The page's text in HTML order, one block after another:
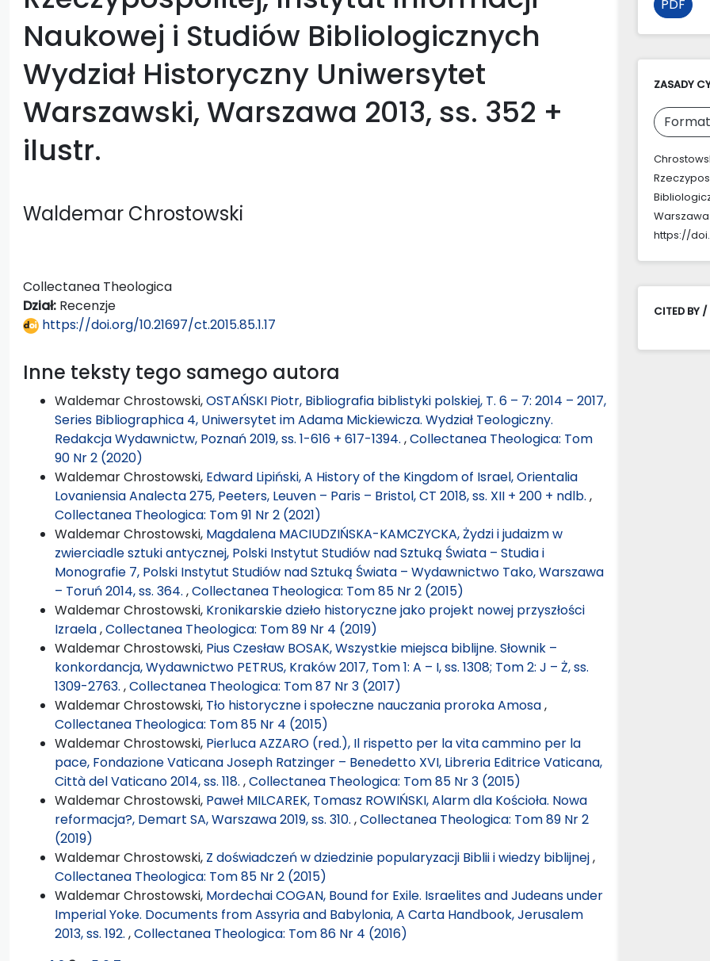
Naukowej i Studiów Bibliologicznych
Wydział Historyczny Uniwersytet
Warszawski, Warszawa 2013, ss. 352 +
ilustr.
Waldemar Chrostowski
Collectanea Theologica
Dział: Recenzje
https://doi.org/10.21697/ct.2015.85.1.17
Inne teksty tego samego autora
Waldemar Chrostowski,OSTAŃSKI Piotr, Bibliografia biblistyki polskiej, T. 6 – 7: 2014 – 2017,
Series Bibliographica 4, Uniwersytet im Adama Mickiewicza. Wydział Teologiczny.
Redakcja Wydawnictw, Poznań 2019, ss. 1-616 + 617-1394. ,Collectanea Theologica: Tom
90 Nr 2 (2020)
Waldemar Chrostowski, Edward Lipiński, A History of the Kingdom of Israel, Orientalia
Lovaniensia Analecta 275, Peeters, Leuven – Paris – Bristol, CT 2018, ss. XII + 200 + ndlb. ,
Collectanea Theologica: Tom 91 Nr 2 (2021)
Waldemar Chrostowski, Magdalena MACIUDZIŃSKA-KAMCZYCKA, Żydzi i judaizm w
zwierciadle sztuki antycznej, Polski Instytut Studiów nad Sztuką Świata – Studia i
Monografie 7, Polski Instytut Studiów nad Sztuką Świata – Wydawnictwo Tako, Warszawa
– Toruń 2014, ss. 364. ,Collectanea Theologica: Tom 85 Nr 2 (2015)
Waldemar Chrostowski, Kronikarskie dzieło historyczne jako projekt nowej przyszłości
Izraela,Collectanea Theologica: Tom 89 Nr 4 (2019)
Waldemar Chrostowski, Pius Czesław BOSAK, Wszystkie miejsca biblijne. Słownik –
konkordancja, Wydawnictwo PETRUS, Kraków 2017, Tom 1: A – I, ss. 1308; Tom 2: J – Ż, ss.
1309-2763. ,Collectanea Theologica: Tom 87 Nr 3 (2017)
Waldemar Chrostowski, Tło historyczne i społeczne nauczania proroka Amosa,
Collectanea Theologica: Tom 85 Nr 4 (2015)
Waldemar Chrostowski, Pierluca AZZARO (red.), Il rispetto per la vita cammino per la
pace, Fondazione Vaticana Joseph Ratzinger – Benedetto XVI, Libreria Editrice Vaticana,
Città del Vaticano 2014, ss. 118. ,Collectanea Theologica: Tom 85 Nr 3 (2015)
Waldemar Chrostowski, Paweł MILCAREK, Tomasz ROWIŃSKI, Alarm dla Kościoła. Nowa
reformacja?, Demart SA, Warszawa 2019, ss. 310. ,Collectanea Theologica: Tom 89 Nr 2
(2019)
Waldemar Chrostowski, Z doświadczeń w dziedzinie popularyzacji Biblii i wiedzy biblijnej,
Collectanea Theologica: Tom 85 Nr 2 (2015)
Waldemar Chrostowski, Mordechai COGAN, Bound for Exile. Israelites and Judeans under
Imperial Yoke. Documents from Assyria and Babylonia, A Carta Handbook, Jerusalem
2013, ss. 192. ,Collectanea Theologica: Tom 86 Nr 4 (2016)
PDF
ZASADY
Warszawa
https://
CITED BY /